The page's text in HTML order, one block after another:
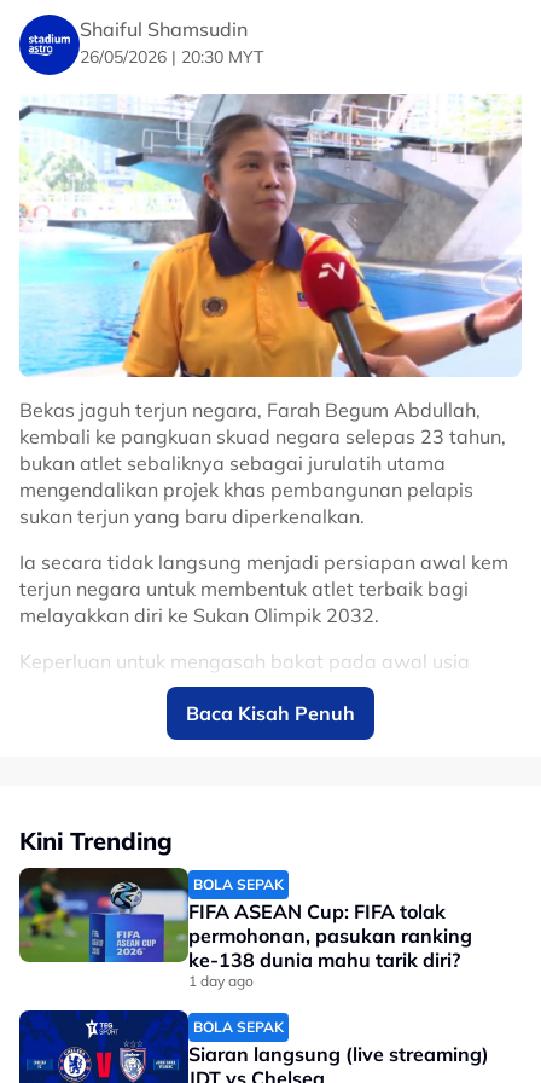
Jun depan.
"MQS memang lepas tetapi keputusan akhir bukan
kami yang pilih, tiada masalah besar dan kecederaan.
Paling penting perlu konsistensi." katanya.
No node context available.
Related Topics
#Yong Rui Jie #Terjun #Sukan Asia
Shaiful Shamsudin
26/05/2026 | 20:30 MYT
Bekas jaguh terjun negara, Farah Begum Abdullah,
kembali ke pangkuan skuad negara selepas 23 tahun,
bukan atlet sebaliknya sebagai jurulatih utama
mengendalikan projek khas pembangunan pelapis
sukan terjun yang baru diperkenalkan.
Ia secara tidak langsung menjadi persiapan awal kem
terjun negara untuk membentuk atlet terbaik bagi
melayakkan diri ke Sukan Olimpik 2032.
Keperluan untuk mengasah bakat pada awal usia
menyaksikan tujuh atlet baru berumur bawah 13 tahun
kini di bawah bimbingannya.
terus menabur bakti kepada negara, sekali gus
membantu melahirkan olimpian baru sukan terjun.
"Demi mencapai tahap Olimpik, usaha perlu dilakukan
sekarang.
"Program pembangunan sedang diperkukuhkan semula
dan kita memerlukan kitaran dua Sukan Olimpik lagi
(untuk kembali menyerlah).
Baca Kisah Penuh
Kini Trending
BOLA SEPAK
FIFA ASEAN Cup: FIFA tolak
permohonan, pasukan ranking
ke-138 dunia mahu tarik diri?
1 day ago
BOLA SEPAK
Siaran langsung (live streaming)
JDT vs Chelsea